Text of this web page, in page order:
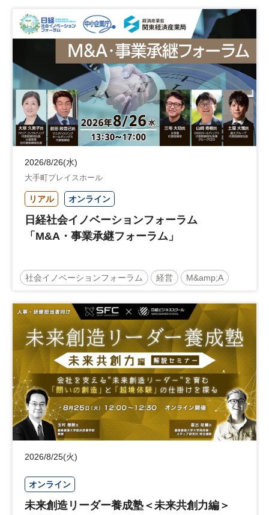
地域活性化 自治体
2026/8/26(水)
大手町プレイスホール
リアル オンライン
日経社会イノベーションフォーラム
「M&A・事業承継フォーラム」
社会イノベーションフォーラム 経営 M&amp;A
事業承継 中堅中小企業
日経社会イノベーションフォーラム 参加無料
2026/8/25(火)
オンライン
未来創造リーダー養成塾＜未来共創力編＞